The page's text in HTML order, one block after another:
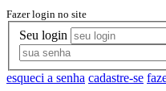
Fazer login no site
Seu login
esqueci a senha cadastre-se